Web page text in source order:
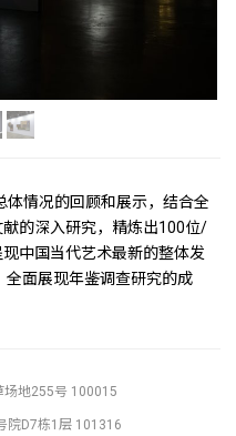
情况的回顾和展示，结合全
的深入研究，精炼出100位/
中国当代艺术最新的整体发
全面展现年鉴调查研究的成
场地255号 100015
院D7栋1层 101316